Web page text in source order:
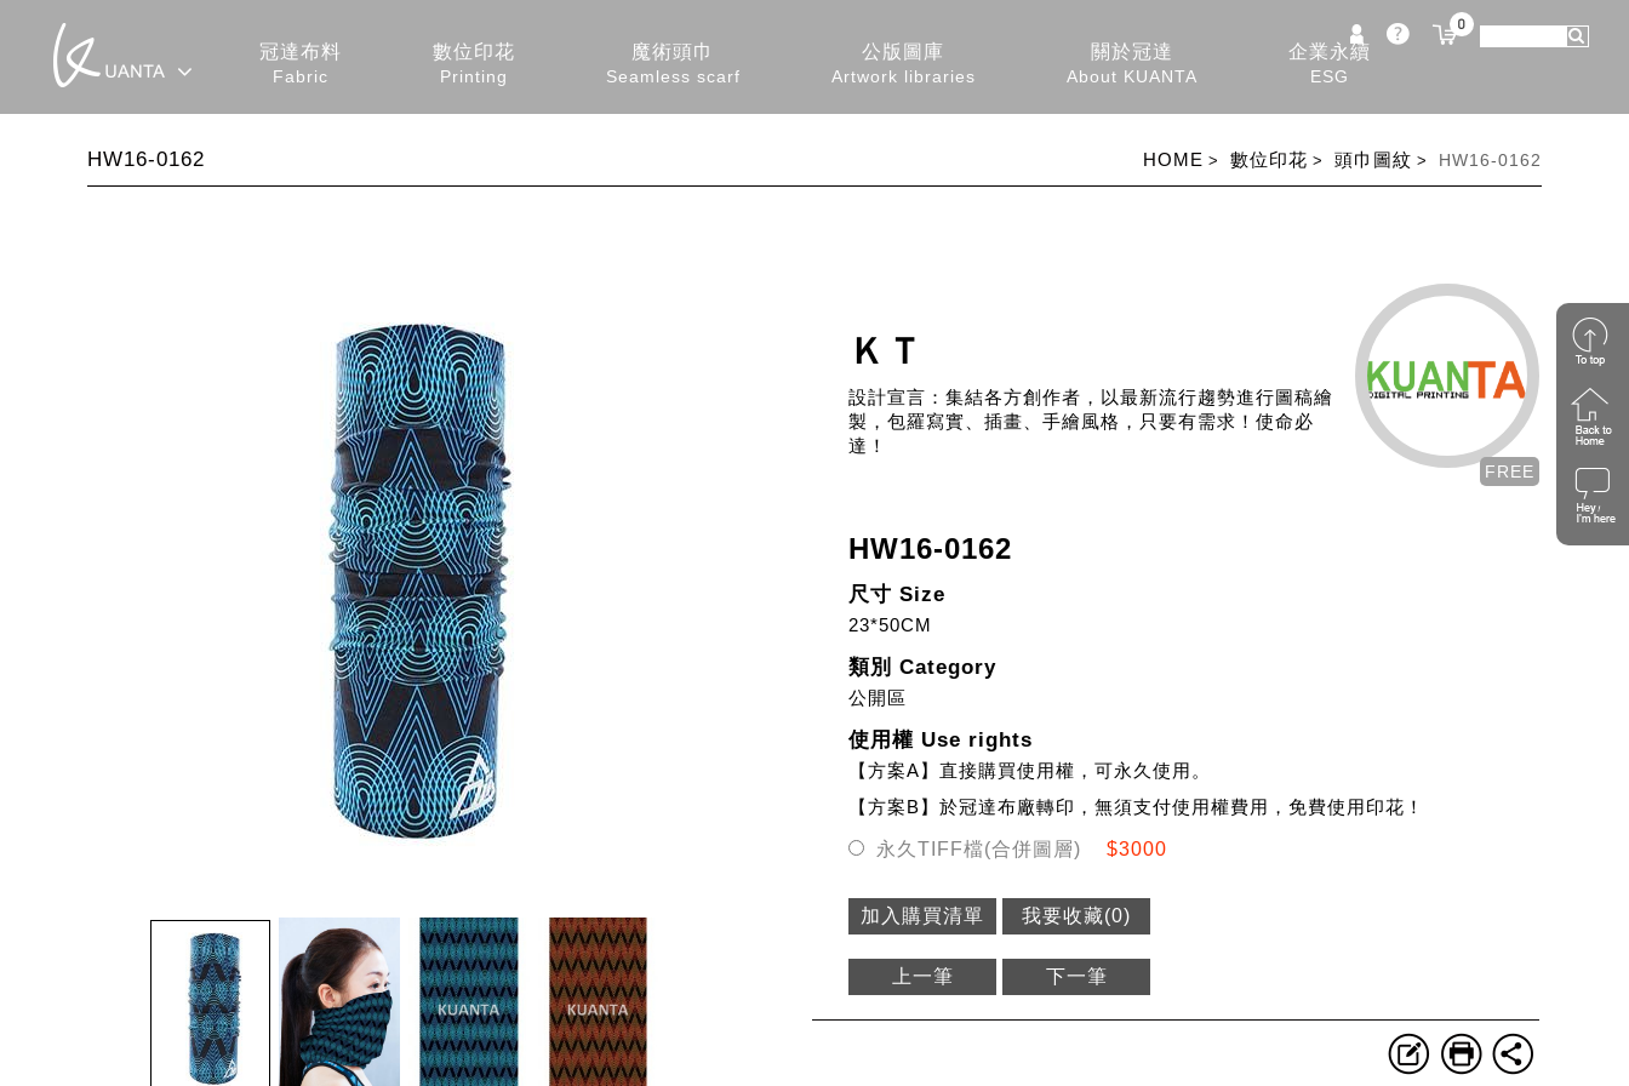
0
冠達布料
Fabric
數位印花
Printing
魔術頭巾
Seamless scarf
公版圖庫
Artwork libraries
關於冠達
About KUANTA
企業永續
ESG
HW16-0162 HOME 數位印花 頭巾圖紋 HW16-0162
ＫＴ
設計宣言：集結各方創作者，以最新流行趨勢進行圖稿繪
製，包羅寫實、插畫、手繪風格，只要有需求！使命必
達！
FREE
HW16-0162
尺寸 Size
23*50CM
類別 Category
公開區
使用權 Use rights
【方案A】直接購買使用權，可永久使用。
【方案B】於冠達布廠轉印，無須支付使用權費用，免費使用印花！
永久TIFF檔(合併圖層) $3000
加入購買清單 我要收藏(0)
上一筆 下一筆